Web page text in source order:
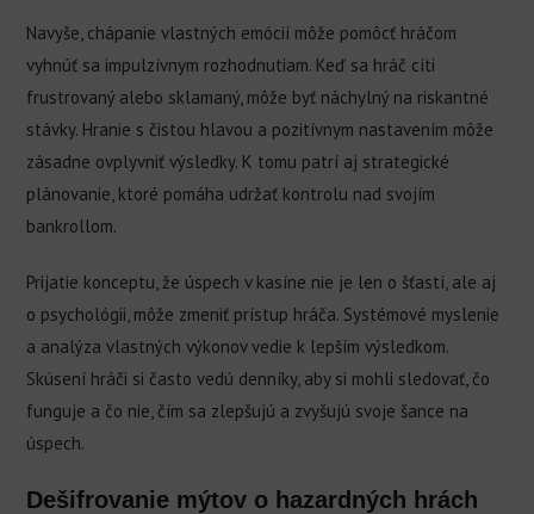
Navyše, chápanie vlastných emócií môže pomôcť hráčom
vyhnúť sa impulzívnym rozhodnutiam. Keď sa hráč cíti
frustrovaný alebo sklamaný, môže byť náchylný na riskantné
stávky. Hranie s čistou hlavou a pozitívnym nastavením môže
zásadne ovplyvniť výsledky. K tomu patrí aj strategické
plánovanie, ktoré pomáha udržať kontrolu nad svojím
bankrollom.
Prijatie konceptu, že úspech v kasíne nie je len o šťastí, ale aj
o psychológii, môže zmeniť prístup hráča. Systémové myslenie
a analýza vlastných výkonov vedie k lepším výsledkom.
Skúsení hráči si často vedú denníky, aby si mohli sledovať, čo
funguje a čo nie, čím sa zlepšujú a zvyšujú svoje šance na
úspech.
Dešifrovanie mýtov o hazardných hrách